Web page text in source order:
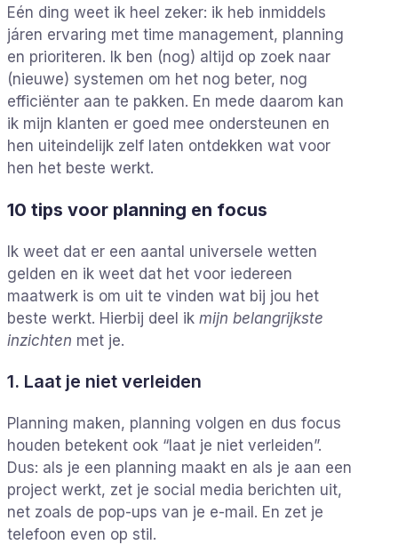
Eén ding weet ik heel zeker: ik heb inmiddels
járen ervaring met time management, planning
en prioriteren. Ik ben (nog) altijd op zoek naar
(nieuwe) systemen om het nog beter, nog
efficiënter aan te pakken. En mede daarom kan
ik mijn klanten er goed mee ondersteunen en
hen uiteindelijk zelf laten ontdekken wat voor
hen het beste werkt.
10 tips voor planning en focus
Ik weet dat er een aantal universele wetten
gelden en ik weet dat het voor iedereen
maatwerk is om uit te vinden wat bij jou het
beste werkt. Hierbij deel ik mijn belangrijkste
inzichten met je.
1. Laat je niet verleiden
Planning maken, planning volgen en dus focus
houden betekent ook “laat je niet verleiden”.
Dus: als je een planning maakt en als je aan een
project werkt, zet je social media berichten uit,
net zoals de pop-ups van je e-mail. En zet je
telefoon even op stil.